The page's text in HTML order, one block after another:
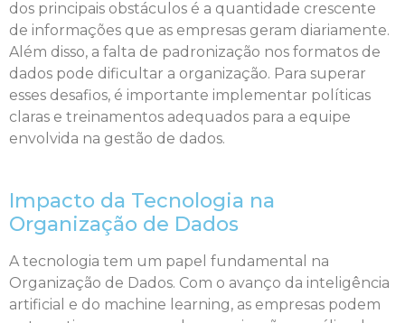
dos principais obstáculos é a quantidade crescente
de informações que as empresas geram diariamente.
Além disso, a falta de padronização nos formatos de
dados pode dificultar a organização. Para superar
esses desafios, é importante implementar políticas
claras e treinamentos adequados para a equipe
envolvida na gestão de dados.
Impacto da Tecnologia na
Organização de Dados
A tecnologia tem um papel fundamental na
Organização de Dados. Com o avanço da inteligência
artificial e do machine learning, as empresas podem